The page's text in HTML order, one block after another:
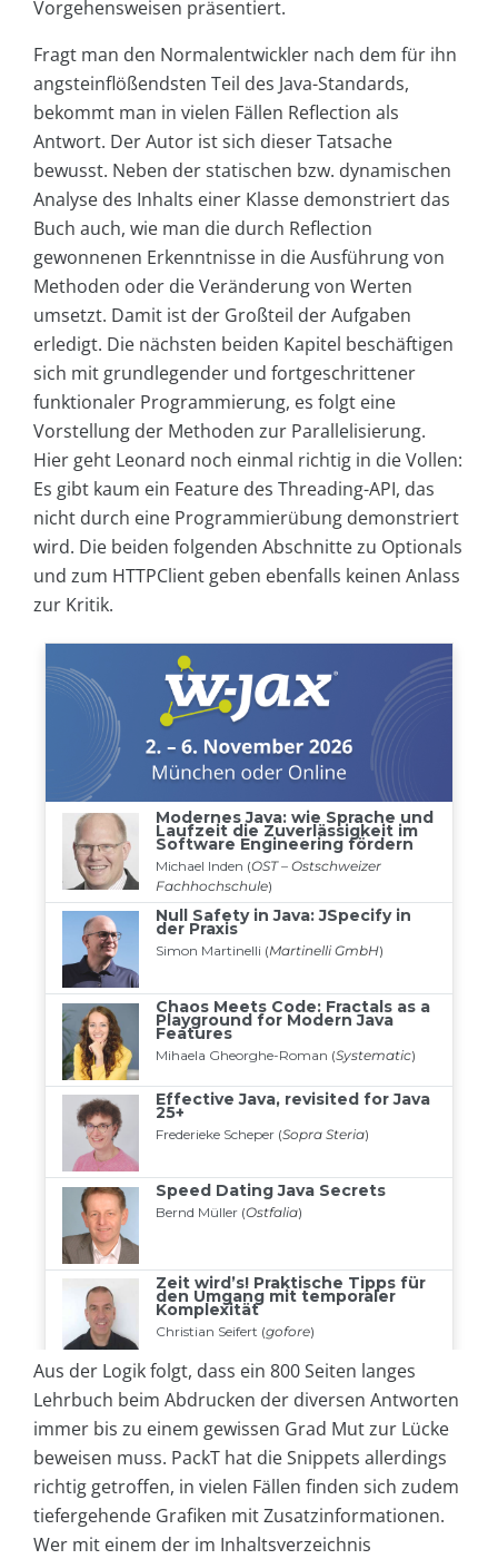
Vorgehensweisen präsentiert.
Fragt man den Normalentwickler nach dem für ihn
angsteinflößendsten Teil des Java-Standards,
bekommt man in vielen Fällen Reflection als
Antwort. Der Autor ist sich dieser Tatsache
bewusst. Neben der statischen bzw. dynamischen
Analyse des Inhalts einer Klasse demonstriert das
Buch auch, wie man die durch Reflection
gewonnenen Erkenntnisse in die Ausführung von
Methoden oder die Veränderung von Werten
umsetzt. Damit ist der Großteil der Aufgaben
erledigt. Die nächsten beiden Kapitel beschäftigen
sich mit grundlegender und fortgeschrittener
funktionaler Programmierung, es folgt eine
Vorstellung der Methoden zur Parallelisierung.
Hier geht Leonard noch einmal richtig in die Vollen:
Es gibt kaum ein Feature des Threading-API, das
nicht durch eine Programmierübung demonstriert
wird. Die beiden folgenden Abschnitte zu Optionals
und zum HTTPClient geben ebenfalls keinen Anlass
zur Kritik.
Aus der Logik folgt, dass ein 800 Seiten langes
Lehrbuch beim Abdrucken der diversen Antworten
immer bis zu einem gewissen Grad Mut zur Lücke
beweisen muss. PackT hat die Snippets allerdings
richtig getroffen, in vielen Fällen finden sich zudem
tiefergehende Grafiken mit Zusatzinformationen.
Wer mit einem der im Inhaltsverzeichnis